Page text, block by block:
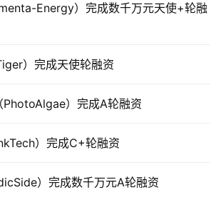
Energy）完成数千万元天使+轮融
）完成天使轮融资
PhotoAlgae）完成A轮融资
）完成C+轮融资
）完成数千万元A轮融资